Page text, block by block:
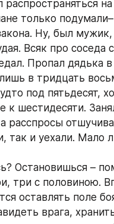
на
только
Ну, был мужик,
Всяк про соседа
Пропал дядька
в тридцать
под пятьдесят,
к шестидесяти.
расспросы
так и уехали.
Остановишься –
три с половиною.
оставлять поле
врага,